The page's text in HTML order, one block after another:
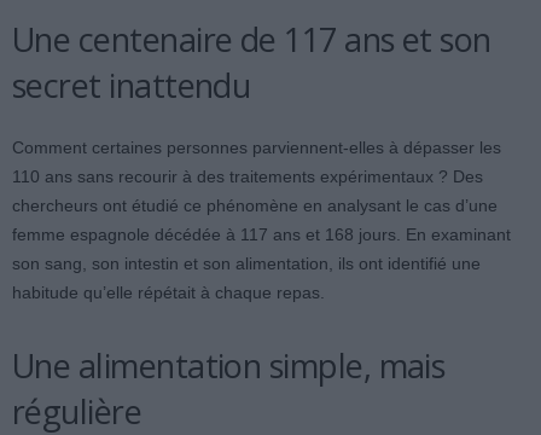
Une centenaire de 117 ans et son
secret inattendu
Comment certaines personnes parviennent-elles à dépasser les
110 ans sans recourir à des traitements expérimentaux ? Des
chercheurs ont étudié ce phénomène en analysant le cas d’une
femme espagnole décédée à 117 ans et 168 jours. En examinant
son sang, son intestin et son alimentation, ils ont identifié une
habitude qu’elle répétait à chaque repas.
Une alimentation simple, mais
régulière